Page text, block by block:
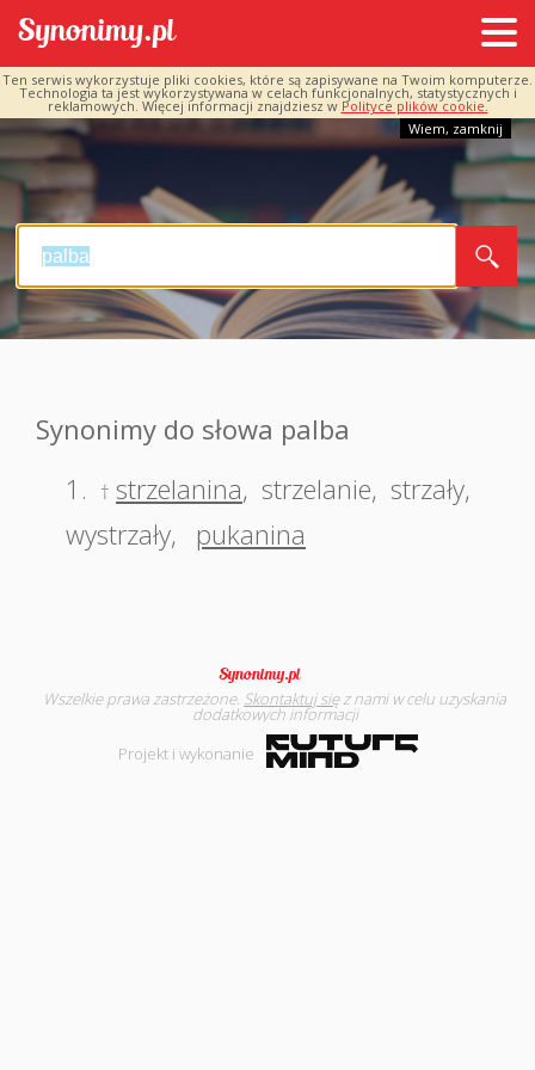
Ten serwis wykorzystuje pliki cookies, które są zapisywane na Twoim komputerze.
Technologia ta jest wykorzystywana w celach funkcjonalnych, statystycznych i
reklamowych. Więcej informacji znajdziesz w Polityce plików cookie.
Wiem, zamknij
Synonimy do słowa palba
1.
† strzelanina, strzelanie, strzały,
wystrzały, pukanina
Wszelkie prawa zastrzeżone. Skontaktuj sięz nami w celu uzyskania
dodatkowych informacji
Projekt i wykonanie